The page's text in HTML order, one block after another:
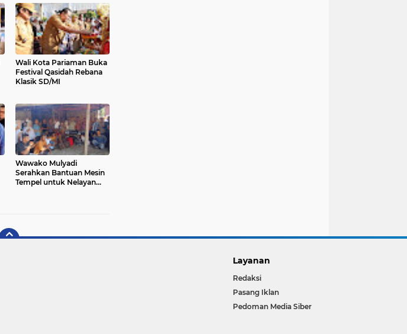
Wali Kota Pariaman Buka
Festival Qasidah Rebana
Klasik SD/MI
Wawako Mulyadi
Serahkan Bantuan Mesin
Tempel untuk Nelayan
Layanan
Redaksi
Pasang Iklan
Pedoman Media Siber